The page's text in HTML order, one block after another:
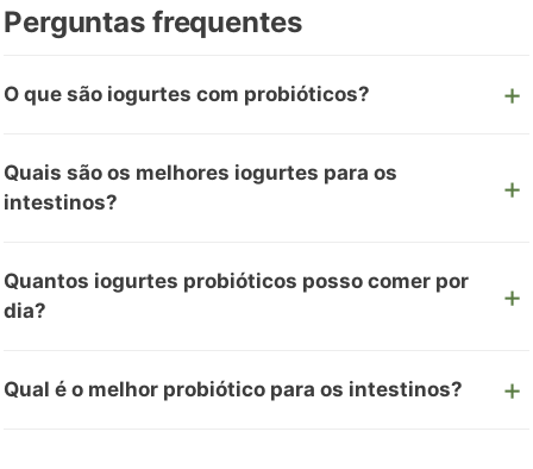
Perguntas frequentes
O que são iogurtes com probióticos?
Quais são os melhores iogurtes para os
intestinos?
Quantos iogurtes probióticos posso comer por
dia?
Qual é o melhor probiótico para os intestinos?